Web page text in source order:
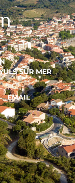
SUR MER
EMAIL